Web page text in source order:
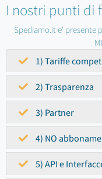
I nostri punti di
Spediamo.it e' presente
1) Tariffe
2) Trasparenza
3) Partner
4) NO
5) API e